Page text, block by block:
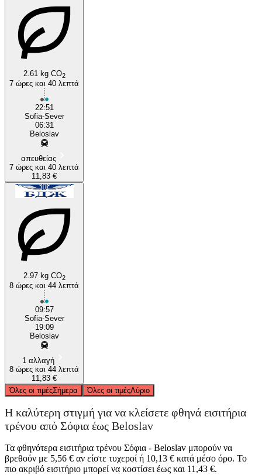
2.61 kg CO2
7 ώρες και 40 λεπτά
22:51
Sofia-Sever
06:31
Beloslav
απευθείας
7 ώρες και 40 λεπτά
11,83 €
2.97 kg CO2
8 ώρες και 44 λεπτά
09:57
Sofia-Sever
19:09
Beloslav
1 αλλαγή
8 ώρες και 44 λεπτά
11,83 €
Όλες οι τιμέςΣήμερα Όλες οι τιμέςΑύριο
Η καλύτερη στιγμή για να κλείσετε φθηνά εισιτήρια
τρένου από Σόφια έως Beloslav
Τα φθηνότερα εισιτήρια τρένου Σόφια - Beloslav μπορούν να
βρεθούν με 5,56 € αν είστε τυχεροί ή 10,13 € κατά μέσο όρο. Το
πιο ακριβό εισιτήριο μπορεί να κοστίσει έως και 11,43 €.